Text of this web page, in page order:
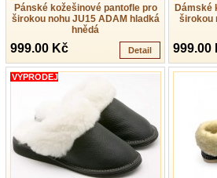
Pánské kožešinové pantofle pro
širokou nohu JU15 ADAM hladká
hnědá
999.00 Kč Detail
Dámské
širokou
999.00
VÝPRODEJ